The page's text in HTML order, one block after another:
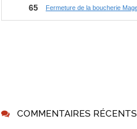
COMMENTAIRES RÉCENTS